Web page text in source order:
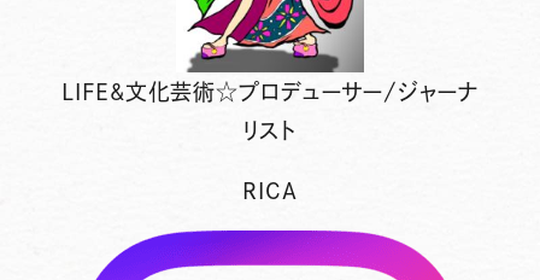
LIFE&文化芸術☆プロデューサー/ジャーナ
リスト
RICA